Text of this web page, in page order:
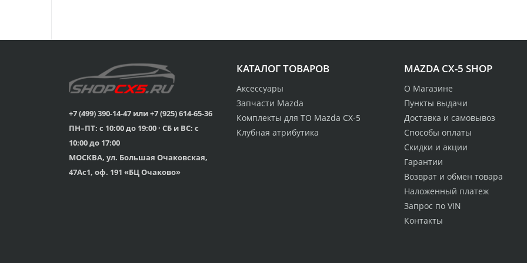
MAZDA CX-5 SHOP
О Магазине
Пункты выдачи
Доставка и самовывоз
Способы оплаты
Скидки и акции
Гарантии
Возврат и обмен товара
Наложенный платеж
Запрос по VIN
Контакты
КАТАЛОГ ТОВАРОВ
Аксессуары
Запчасти Mazda
Комплекты для ТО Mazda CX-5
Клубная атрибутика
+7 (499) 390-14-47 или +7 (925) 614-65-36
ПН–ПТ: с 10:00 до 19:00 · СБ и ВС: с
10:00 до 17:00
МОСКВА, ул. Большая Очаковская,
47Ас1, оф. 191 «БЦ Очаково»